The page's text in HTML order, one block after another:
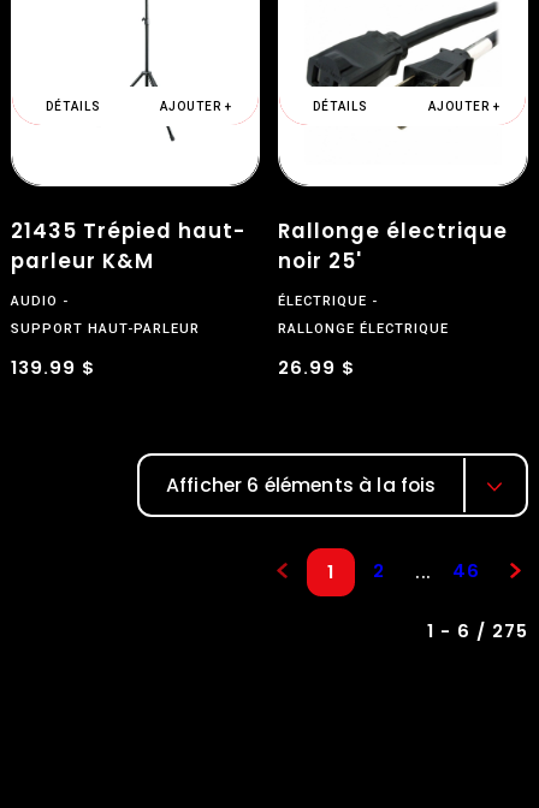
DÉTAILS AJOUTER +
21435 Trépied haut-
parleur K&M
AUDIO
SUPPORT HAUT-PARLEUR
139.99 $
DÉTAILS AJOUTER +
Rallonge électrique
noir 25'
ÉLECTRIQUE
RALLONGE ÉLECTRIQUE
26.99 $
Afficher 6 éléments à la fois
1 2 ... 46
1 - 6 / 275